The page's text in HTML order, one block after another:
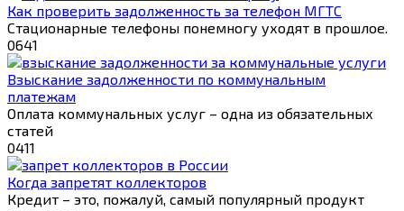
Как проверить задолженность за телефон МГТС
Стационарные телефоны понемногу уходят в прошлое.
0641
Взыскание задолженности по коммунальным
платежам
Оплата коммунальных услуг – одна из обязательных
статей
0411
Когда запретят коллекторов
Кредит – это, пожалуй, самый популярный продукт